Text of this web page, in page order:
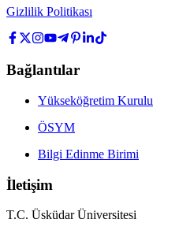
Gizlilik Politikası
Bağlantılar
Yükseköğretim Kurulu
ÖSYM
Bilgi Edinme Birimi
İletişim
T.C. Üsküdar Üniversitesi